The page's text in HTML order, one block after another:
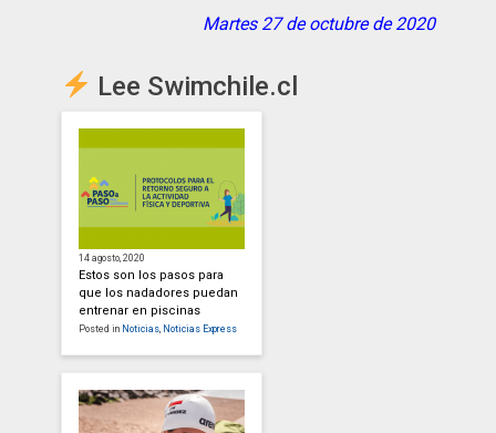
Martes 27 de octubre de 2020
Lee Swimchile.cl
14 agosto, 2020
Estos son los pasos para
que los nadadores puedan
entrenar en piscinas
Posted in Noticias, Noticias Express